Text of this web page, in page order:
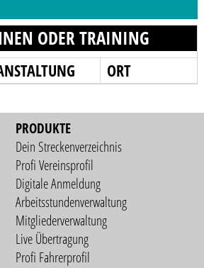
ODER TRAINING
ORT
PRODUKTE
Dein Streckenverzeichnis
Profi Vereinsprofil
Digitale Anmeldung
Arbeitsstundenverwaltung
Mitgliederverwaltung
Live Übertragung
Profi Fahrerprofil